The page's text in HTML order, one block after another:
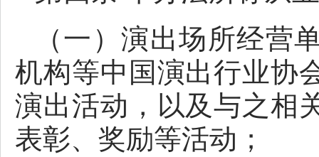
（一）演出场所经营
机构等中国演出行业协
演出活动，以及与之相
表彰、奖励等活动；